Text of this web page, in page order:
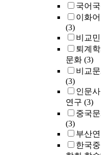
국어
이화
(3)
비교
퇴계
문화 (3)
비교
(3)
인문
연구 (3)
중국
(3)
부산
한국